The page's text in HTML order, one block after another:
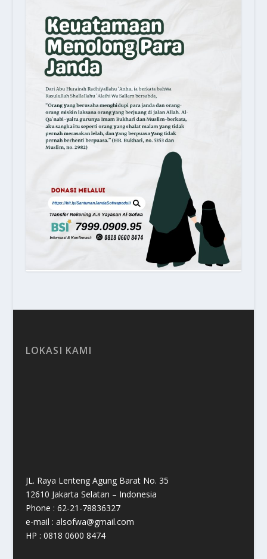
LOKASI KAMI
JL. Raya Lenteng Agung Barat No. 35
12610 Jakarta Selatan – Indonesia
Phone : 62-21-78836327
e-mail : alsofwa@gmail.com
HP : 0818 0600 8474